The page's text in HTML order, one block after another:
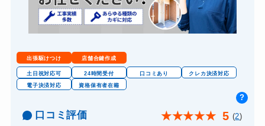
金庫カギ開け 14,300円～(税込)
金庫カギ修理 11,000円～(税込)
ロッカーカギ開け 8,800円～(税込)
ドアノブカギ開け 10,780円～(税込)
ドアノブカギ作成 8,800円～(税込)
出張駆けつけ 店舗合鍵作成
土日祝対応可 24時間受付 口コミあり
クレカ決済対応
電子決済対応
資格保有者在籍
口コミ評価 ★★★★★ 5 (2)
?